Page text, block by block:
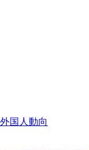
国人動向